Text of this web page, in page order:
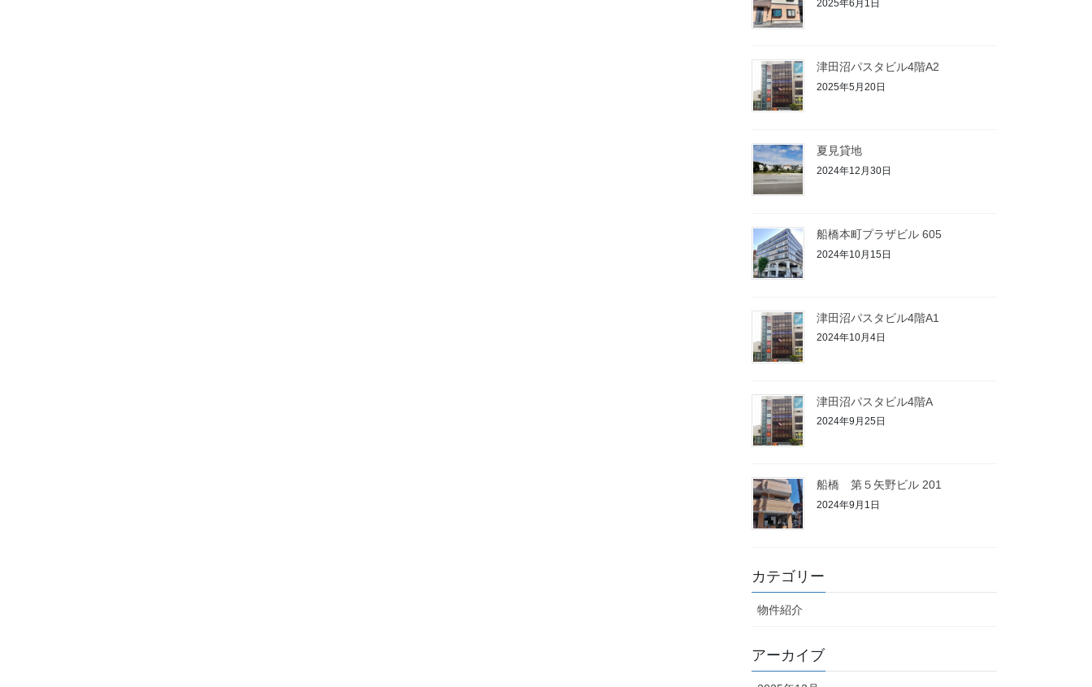
2025年6月1日
津田沼パスタビル4階A2
2025年5月20日
夏見貸地
2024年12月30日
船橋本町プラザビル 605
2024年10月15日
津田沼パスタビル4階A1
2024年10月4日
津田沼パスタビル4階A
2024年9月25日
船橋 第５矢野ビル 201
2024年9月1日
カテゴリー
物件紹介
アーカイブ